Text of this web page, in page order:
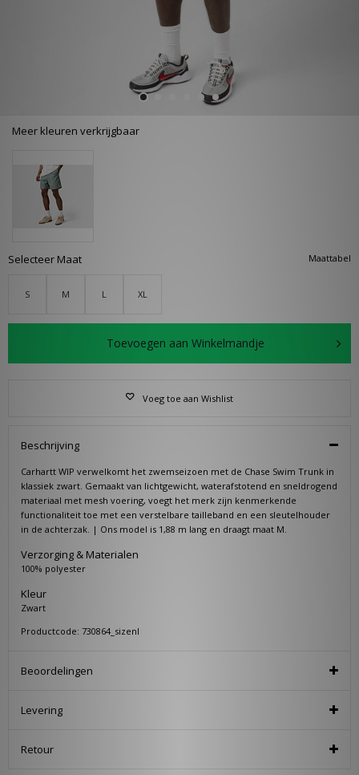
Meer kleuren verkrijgbaar
Maattabel
Selecteer Maat
S M L XL
Toevoegen aan Winkelmandje
Voeg toe aan Wishlist
Beschrijving
Carhartt WIP verwelkomt het zwemseizoen met de Chase Swim Trunk in
klassiek zwart. Gemaakt van lichtgewicht, waterafstotend en sneldrogend
materiaal met mesh voering, voegt het merk zijn kenmerkende
functionaliteit toe met een verstelbare tailleband en een sleutelhouder
in de achterzak. | Ons model is 1,88 m lang en draagt maat M.
Verzorging & Materialen
100% polyester
Kleur
Zwart
Productcode: 730864_sizenl
Beoordelingen
Levering
Retour